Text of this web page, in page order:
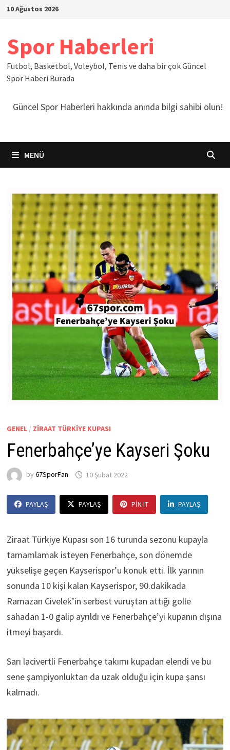
İçeriğe
10 Ağustos 2026
Spor Haberleri
Futbol, Basketbol, Voleybol, Tenis ve daha bir çok Güncel
Spor Haberi Burada
Güncel Spor Haberleri hakkında anında bilgi sahibi olun!
MENÜ
GENEL/ ZIRAAT TÜRKIYE KUPASI
Fenerbahçe’ye Kayseri Şoku
by 67SporFan 10 Şubat 2022
PAYLAŞ PAYLAŞ PIN IT PAYLAŞ
Ziraat Türkiye Kupası son 16 turunda sezonu kupayla
tamamlamak isteyen Fenerbahçe, son dönemde
yükselişe geçen Kayserispor’u konuk etti. İlk yarının
sonunda 10 kişi kalan Kayserispor, 90.dakikada
Ramazan Civelek’in serbest vuruştan attığı golle
sahadan 1-0 galip ayrıldı ve Fenerbahçe’yi kupanın dışına
itmeyi başardı.
Sarı lacivertli Fenerbahçe takımı kupadan elendi ve bu
sene şampiyonluktan da uzak olduğu için kupa şansı
kalmadı.